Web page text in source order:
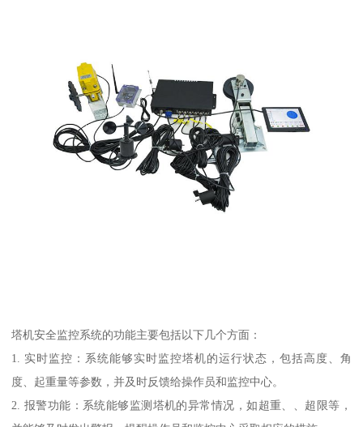
塔机安全监控系统的功能主要包括以下几个方面：
1. 实时监控：系统能够实时监控塔机的运行状态，包括高度、角
度、起重量等参数，并及时反馈给操作员和监控中心。
2. 报警功能：系统能够监测塔机的异常情况，如超重、、超限等，